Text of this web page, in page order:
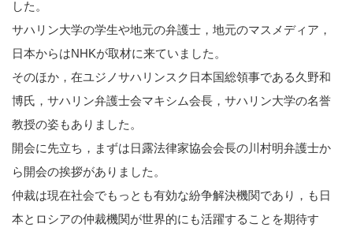
した。
サハリン大学の学生や地元の弁護士，地元のマスメディア，
日本からはNHKが取材に来ていました。
そのほか，在ユジノサハリンスク日本国総領事である久野和
博氏，サハリン弁護士会マキシム会長，サハリン大学の名誉
教授の姿もありました。
開会に先立ち，まずは日露法律家協会会長の川村明弁護士か
ら開会の挨拶がありました。
仲裁は現在社会でもっとも有効な紛争解決機関であり，も日
本とロシアの仲裁機関が世界的にも活躍することを期待す